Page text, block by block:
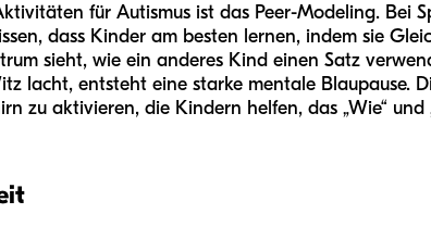
für Autismus ist das Peer-Modeling. Bei
dass Kinder am besten lernen, indem sie
sieht, wie ein anderes Kind einen Satz
lacht, entsteht eine starke mentale Blaupause.
zu aktivieren, die Kindern helfen, das „Wie“ und